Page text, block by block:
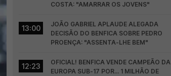
COSTA: "AMARRAR OS JOVENS"
13:00
JOÃO GABRIEL APLAUDE ALEGADA
DECISÃO DO BENFICA SOBRE PEDRO
PROENÇA: "ASSENTA-LHE BEM"
12:23
OFICIAL! BENFICA VENDE CAMPEÃO DA
EUROPA SUB-17 POR... 1 MILHÃO DE